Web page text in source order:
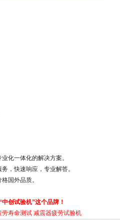
化一体化的解决方案。
，快速响应，专业解答。
国外品质。
创试验机”这个品牌！
劳寿命测试 减震器疲劳试验机